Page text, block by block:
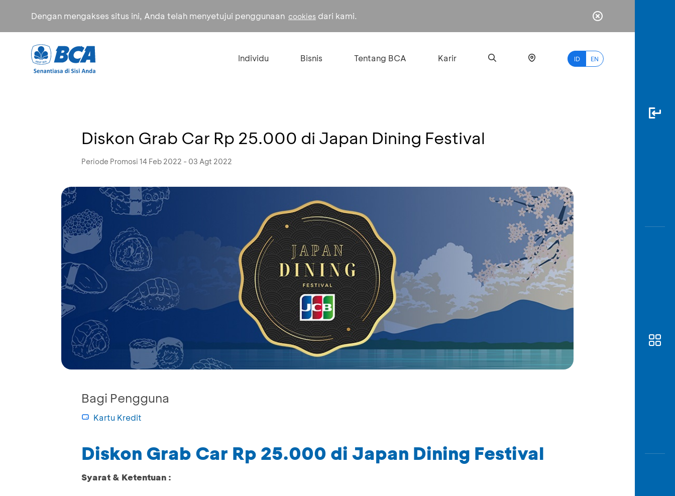
Dengan mengakses situs ini, Anda telah menyetujui penggunaan cookies dari kami.
Individu Bisnis Tentang BCA Karir ID EN
Awas
Diskon Grab Car Rp 25.000 di Japan Dining Festival
Periode Promosi 14 Feb 2022 - 03 Agt 2022
Bagi Pengguna
Kartu Kredit
Diskon Grab Car Rp 25.000 di Japan Dining Festival
Syarat & Ketentuan :